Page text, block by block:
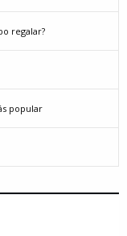
regalar?
popular